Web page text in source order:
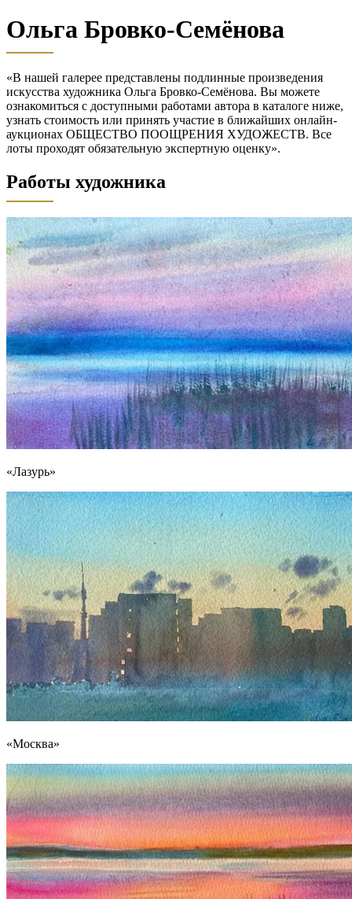
Ольга Бровко-Семёнова
«В нашей галерее представлены подлинные произведения
искусства художника Ольга Бровко-Семёнова. Вы можете
ознакомиться с доступными работами автора в каталоге ниже,
узнать стоимость или принять участие в ближайших онлайн-
аукционах ОБЩЕСТВО ПООЩРЕНИЯ ХУДОЖЕСТВ. Все
лоты проходят обязательную экспертную оценку».
Работы художника
«Лазурь»
«Москва»